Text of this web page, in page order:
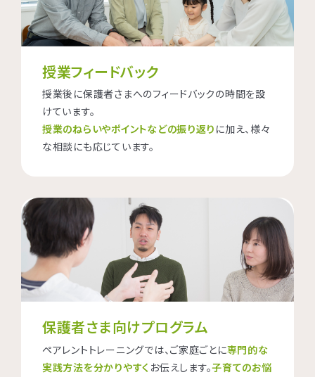
授業フィードバック
授業後に保護者さまへのフィードバックの時間を設
けています。
授業のねらいやポイントなどの振り返り に加え、様々
な相談にも応じています。
保護者さま向けプログラム
ペアレントトレーニングでは、ご家庭ごとに専門的な
実践方法を分かりやすく お伝えします。子育てのお悩